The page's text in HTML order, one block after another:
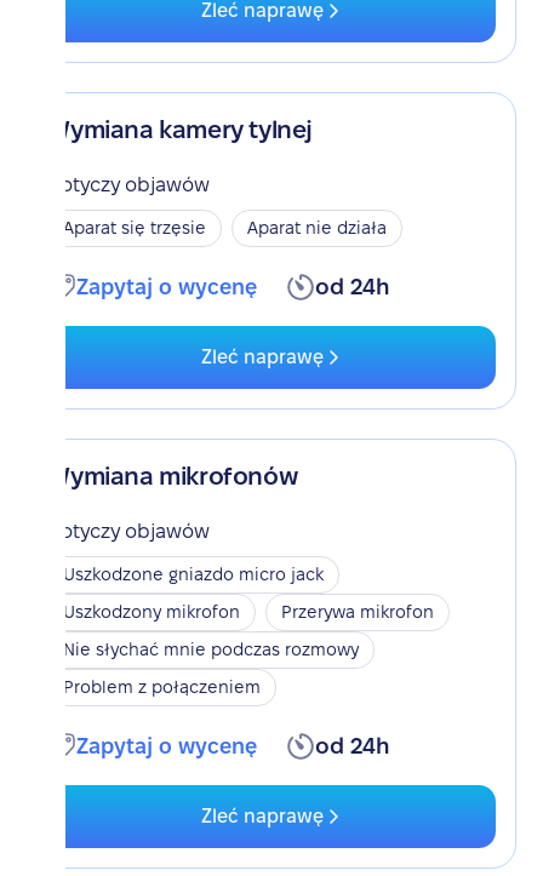
Zleć naprawę
Wymiana kamery tylnej
Dotyczy objawów
Aparat się trzęsie Aparat nie działa
Zapytaj o wycenę od 24h
Zleć naprawę
Wymiana mikrofonów
Dotyczy objawów
Uszkodzone gniazdo micro jack
Uszkodzony mikrofon
Przerywa mikrofon
Nie słychać mnie podczas rozmowy
Problem z połączeniem
Zapytaj o wycenę od 24h
Zleć naprawę